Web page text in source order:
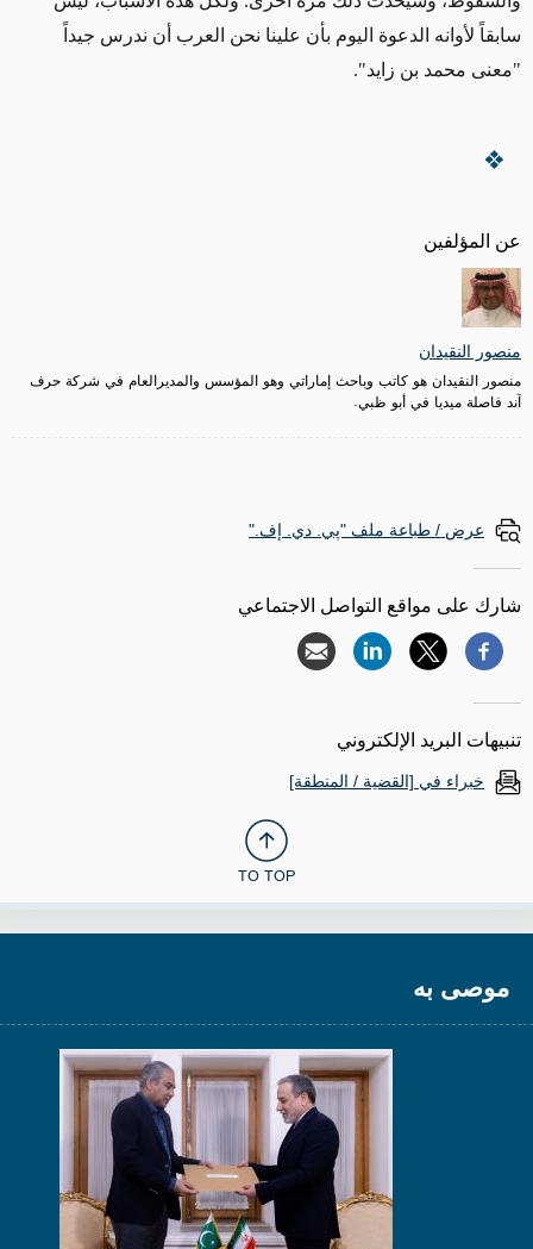
عن المؤلفين
منصور النقيدان
منصور النقيدان هو كاتب وباحث إماراتي وهو المؤسس والمديرالعام في شركة حرف
آند فاصلة ميديا في أبو ظبي.
سابقاً لأوانه الدعوة اليوم بأن علينا نحن العرب أن ندرس جيداً
"معنى محمد بن زايد".
عرض / طباعة ملف "پي. دي. إف."
شارك على مواقع التواصل الاجتماعي
تنبيهات البريد الإلكتروني
خبراء في [القضية / المنطقة]
TO TOP
موصى به